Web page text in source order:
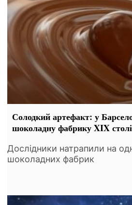
Солодкий артефакт: у
шоколадну фабрику XIX
Дослідники натрапили на
шоколадних фабрик